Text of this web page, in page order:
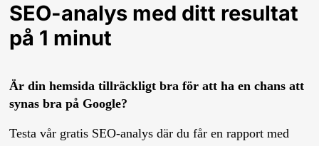
SEO-analys med ditt resultat
på 1 minut
Är din hemsida tillräckligt bra för att ha en chans att
synas bra på Google?
Testa vår gratis SEO-analys där du får en rapport med